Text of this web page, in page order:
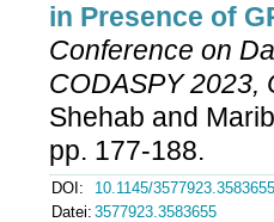
in Presence of
Conference on
CODASPY 2023,
Shehab and
pp. 177-188.
DOI:
10.1145/3577923.3583655
Datei: 3577923.3583655